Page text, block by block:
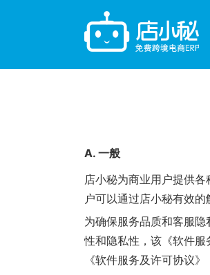
A. 一般
店小秘为商业用户提供
户可以通过店小秘有效的
为确保服务品质和客服
性和隐私性，该《软件
《软件服务及许可协议